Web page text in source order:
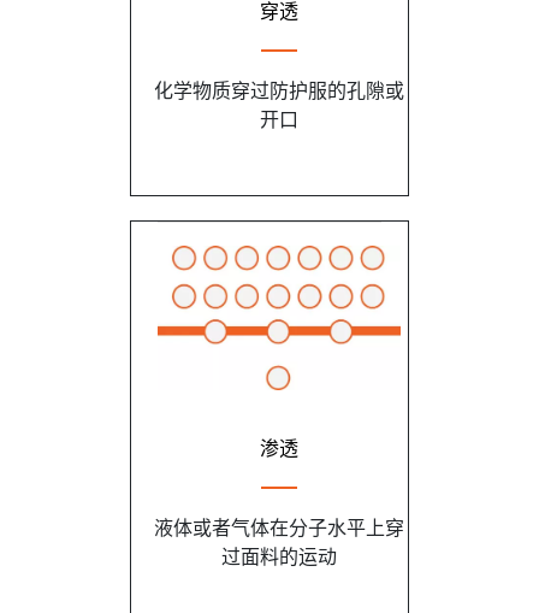
穿透
化学物质穿过防护服的孔隙或
开口
渗透
液体或者气体在分子水平上穿
过面料的运动